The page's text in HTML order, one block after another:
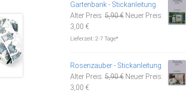
Gartenbank - Stickanleitung
Alter Preis: 5,90€ Ursprünglicher
Neuer Preis:
3,00 €Aktueller
Preis
Lieferzeit:2-7 Tage*
Rosenzauber - Stickanleitung
Alter Preis: 5,90€ Ursprünglicher
Neuer Preis:
3,00 €Aktueller